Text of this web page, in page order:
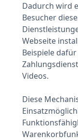
Dadurch wird
Besucher
Webseite
Beispiele
Videos.
Diese